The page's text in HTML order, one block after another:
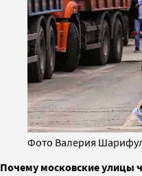
Фото Валерия
Почему московские улицы